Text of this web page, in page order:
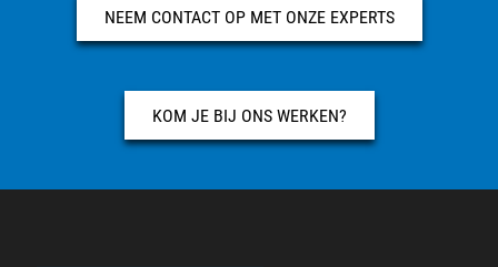
NEEM CONTACT OP MET ONZE EXPERTS
KOM JE BIJ ONS WERKEN?